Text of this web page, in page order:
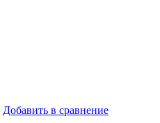
Добавить в сравнение